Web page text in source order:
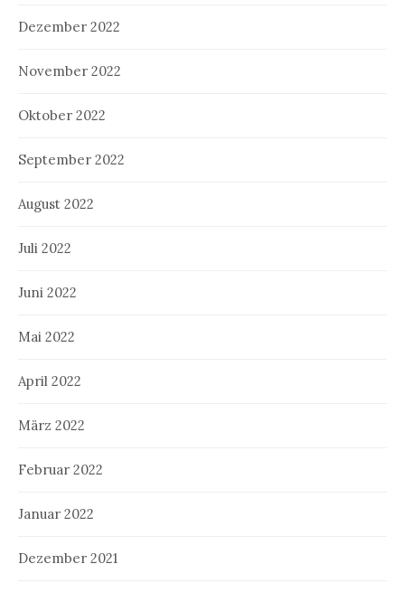
Dezember 2022
November 2022
Oktober 2022
September 2022
August 2022
Juli 2022
Juni 2022
Mai 2022
April 2022
März 2022
Februar 2022
Januar 2022
Dezember 2021